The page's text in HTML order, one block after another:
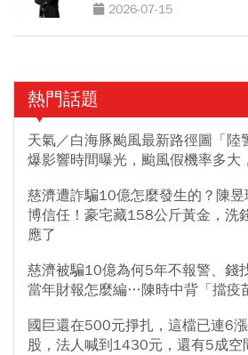
2026-07-15
熱門話題
天氣／白海豚颱風最新路徑圖「陸
爆影響時間曝光，颱風假機率多大
慈濟遭詐騙10億怎麼發生的？陳
博信任！豪宅藏158公斤黃金，洗
應了
慈濟被騙10億為何5年不報警、錢
當年財報怎麼編…陳時中背「擋疫
國巨還在500元掙扎，這檔已連6
股，法人喊到1430元，還有5成空